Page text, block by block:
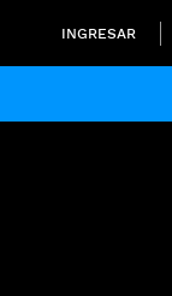
INGRESAR